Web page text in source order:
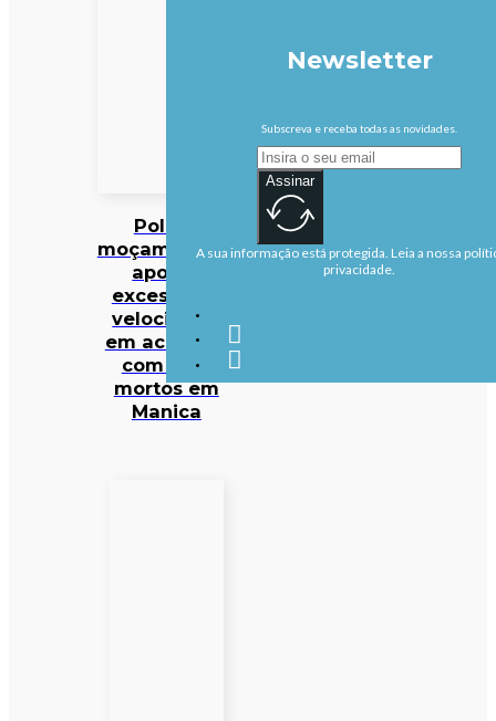
Polícia
moçambicana
aponta
excesso de
velocidade
em acidente
com sete
mortos em
Manica
Newsletter
Subscreva e receba todas as novidades.
Assinar
A sua informação está protegida. Leia a nossa
privacidade.